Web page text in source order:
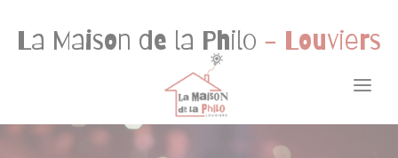
La Maison de la Philo - Louviers
ACCUEIL